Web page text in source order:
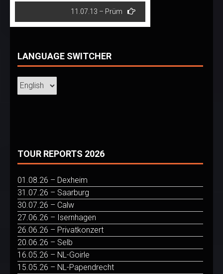
11.07.13 – Prüm
LANGUAGE SWITCHER
TOUR REPORTS 2026
01.08.26 – Dexheim
31.07.26 – Saarburg
30.07.26 – Calw
27.06.26 – Isernhagen
26.06.26 – Privatkonzert
20.06.26 – Selb
16.05.26 – NL-Goirle
15.05.26 – NL-Papendrecht